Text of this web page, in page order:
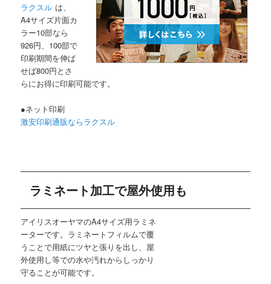
ラクスル は、
A4サイズ片面カ
ラー10部なら
926円、100部で
印刷期間を伸ば
せば800円とさ
らにお得に印刷可能です。
●ネット印刷
激安印刷通販ならラクスル
ラミネート加工で屋外使用も
アイリスオーヤマのA4サイズ用ラミネ
ーターです。ラミネートフィルムで覆
うことで用紙にツヤと張りを出し、屋
外使用し等での水や汚れからしっかり
守ることが可能です。